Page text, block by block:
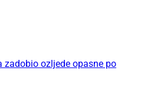
ozljede opasne po